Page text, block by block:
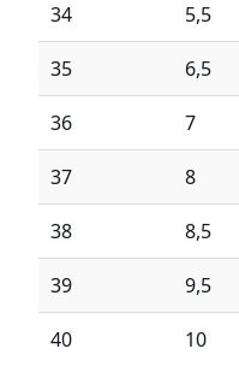
34 5,5
35 6,5
36 7
37 8
38 8,5
39 9,5
40 10